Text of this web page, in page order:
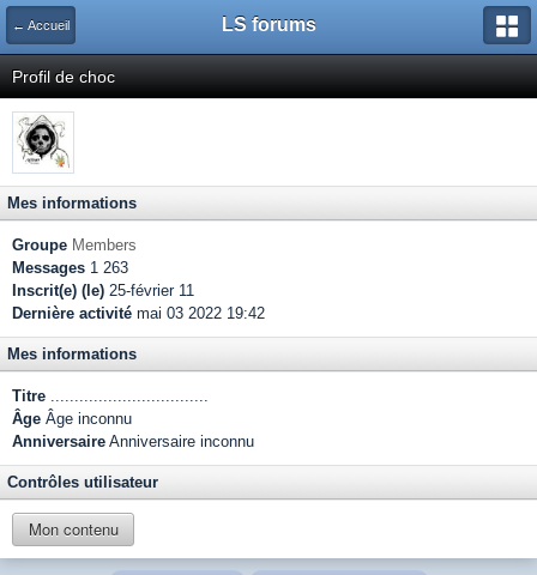
← Accueil LS forums
Profil de choc
Mes informations
Groupe Members
Messages 1 263
Inscrit(e) (le) 25-février 11
Dernière activité mai 03 2022 19:42
Mes informations
Titre .................................
Âge Âge inconnu
Anniversaire Anniversaire inconnu
Contrôles utilisateur
Mon contenu